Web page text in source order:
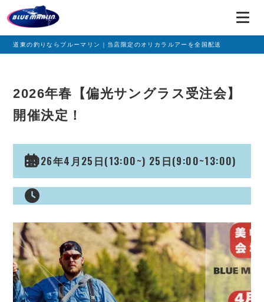
道東の釣りならブルーマリン｜当店限定のオリカラルアーを全国配送
2026年春【偏光サングラス受注会】
開催決定！
2026年4月25日(13:00~) 25日(9:00~13:00)